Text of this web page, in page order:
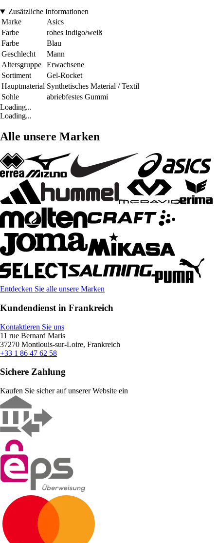
Zusätzliche Informationen
Marke
Asics
Farbe
rohes Indigo/weiß
Farbe
Blau
Geschlecht
Mann
Altersgruppe
Erwachsene
Sortiment
Gel-Rocket
Hauptmaterial Synthetisches Material / Textil
Sohle
abriebfestes Gummi
Loading...
Loading...
Alle unsere Marken
Entdecken Sie alle unsere Marken
Kundendienst in Frankreich
Kontaktieren Sie uns
11 rue Bernard Maris
37270 Montlouis-sur-Loire, Frankreich
+33 1 86 47 62 58
Sichere Zahlung
Kaufen Sie sicher auf unserer Website ein